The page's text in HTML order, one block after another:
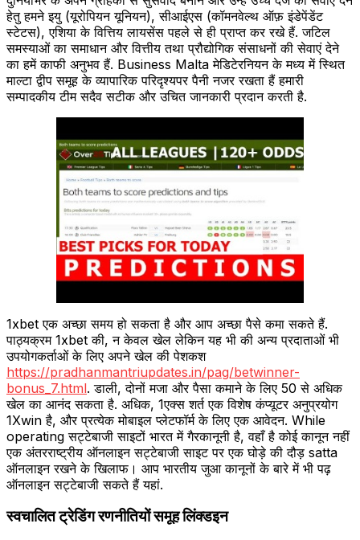
हेतु हमने इयु (यूरोपियन यूनियन), सीआईएस (कॉमनवेल्थ ऑफ़ इंडेपेंडेंट
स्टेटस), एशिया के वित्तिय लायसेंस पहले से ही प्राप्त कर रखे हैं. जटिल
समस्याओं का समाधान और वित्तीय तथा प्रौद्योगिक संसाधनों की सेवाएं देने
का हमें काफी अनुभव हैं. Business Malta मेडिटेरनियन के मध्य में स्थित
माल्टा द्वीप समूह के व्यापारिक परिदृश्यपर पैनी नजर रखता हैं हमारी
सम्पादकीय टीम सदैव सटीक और उचित जानकारी प्रदान करती है.
1xbet एक अच्छा समय हो सकता है और आप अच्छा पैसे कमा सकते हैं.
पाठ्यक्रम 1xbet की, न केवल खेल लेकिन यह भी की अन्य प्रदाताओं भी
उपयोगकर्ताओं के लिए अपने खेल की पेशकश
https://pradhanmantriupdates.in/pag/betwinner-
bonus_7.html. डाली, दोनों मजा और पैसा कमाने के लिए 50 से अधिक
खेल का आनंद सकता है. अधिक, 1एक्स शर्त एक विशेष कंप्यूटर अनुप्रयोग
1Xwin है, और प्रत्येक मोबाइल प्लेटफॉर्म के लिए एक आवेदन. While
operating सट्टेबाजी साइटों भारत में गैरकानूनी है, वहाँ है कोई कानून नहीं
एक अंतरराष्ट्रीय ऑनलाइन सट्टेबाजी साइट पर एक घोड़े की दौड़ satta
ऑनलाइन रखने के खिलाफ। आप भारतीय जुआ कानूनों के बारे में भी पढ़
ऑनलाइन सट्टेबाजी सकते हैं यहां.
स्वचालित ट्रेडिंग रणनीतियों समूह लिंक्डइन